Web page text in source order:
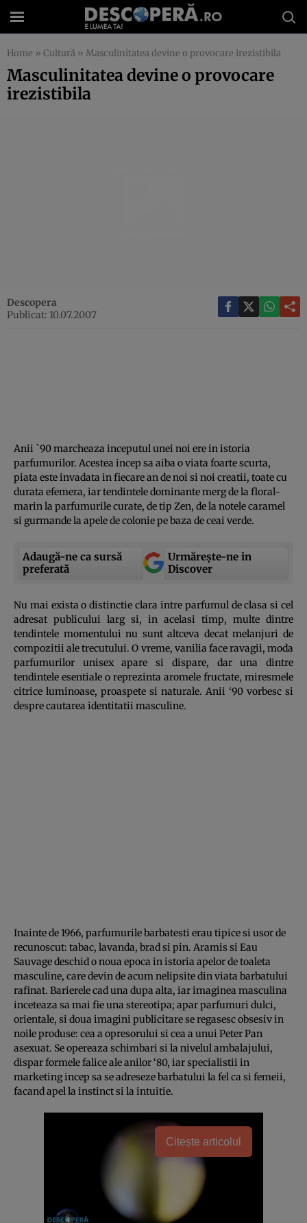
Home » Cultură » Masculinitatea devine o provocare irezistibila
Masculinitatea devine o provocare
irezistibila
Descopera
Publicat: 10.07.2007
Anii `90 marcheaza inceputul unei noi ere in istoria
parfumurilor. Acestea incep sa aiba o viata foarte scurta,
piata este invadata in fiecare an de noi si noi creatii, toate cu
durata efemera, iar tendintele dominante merg de la floral-
marin la parfumurile curate, de tip Zen, de la notele caramel
si gurmande la apele de colonie pe baza de ceai verde.
Adaugă-ne ca sursă
preferată
Urmărește-ne in
Discover
Nu mai exista o distinctie clara intre parfumul de clasa si cel
adresat publicului larg si, in acelasi timp, multe dintre
tendintele mo­men­tului nu sunt altceva decat me­lanjuri de
compozitii ale trecutului. O vreme, vanilia face ravagii, moda
parfumu­rilor unisex apare si dispare, dar una dintre
tendintele esentiale o re­pre­zin­ta aromele fructate, miresme­le
citrice luminoase, proaspete si naturale. Anii ‘90 vorbesc si
despre cautarea identitatii masculine.
Inainte de 1966, parfumurile barbatesti erau tipice si usor de
recunoscut: tabac, lavanda, brad si pin. Aramis si Eau
Sauvage deschid o noua epoca in istoria apelor de toaleta
masculine, care devin de acum nelipsite din viata barbatului
rafinat. Barierele cad una dupa alta, iar imaginea masculina
inceteaza sa mai fie una stereotipa; apar parfumuri dulci,
orientale, si doua imagini publi­ci­tare se regasesc obsesiv in
noile pro­duse: cea a opresorului si cea a unui Peter Pan
asexuat. Se opereaza schim­bari si la nivelul ambalajului,
dis­par formele falice ale anilor ‘80, iar spe­cia­listii in
marketing incep sa se adre­seze barbatului la fel ca si femeii,
fa­cand apel la instinct si la intuitie.
Citește articolul